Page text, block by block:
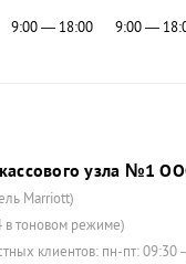
9:00 — 18:00 9:00 —
узла №1
Marriott)
тоновом режиме)
клиентов: пн-пт: